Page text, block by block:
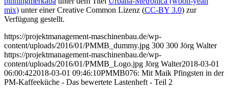
mix) unter einer Creative Common Lizenz (CC-BY 3.0) zur
Verfügung gestellt.
https://projektmanagement-maschinenbau.de/wp-
content/uploads/2016/01/PMMB_dummy.jpg 300 300 Jörg Walter
https://projektmanagement-maschinenbau.de/wp-
content/uploads/2016/01/PMMB_Logo.jpg Jörg Walter2018-03-01
06:00:422018-03-01 09:46:10PMMB076: Mit Maik Pfingsten in der
PM-Kaffeeküche - Das bewertete Lastenheft - Teil 2